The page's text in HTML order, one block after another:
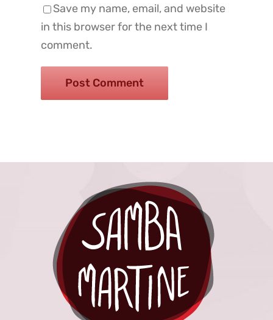
Save my name, email, and website
in this browser for the next time I
comment.